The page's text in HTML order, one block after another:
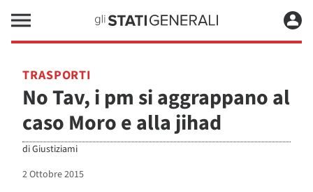
TRASPORTI
No Tav, i pm si aggrappano al
caso Moro e alla jihad
diGiustiziami
2 Ottobre 2015